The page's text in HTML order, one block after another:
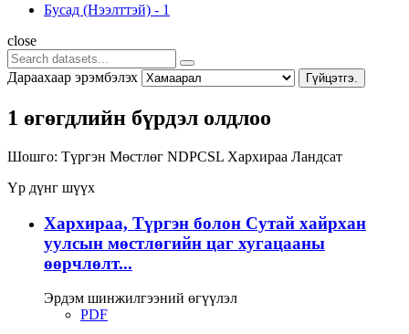
Бусад (Нээлттэй) - 1
close
Дараахаар эрэмбэлэх Гүйцэтгэ.
1 өгөгдлийн бүрдэл олдлоо
Шошго: Түргэн Мөстлөг NDPCSL Хархираа Ландсат
Үр дүнг шүүх
Хархираа, Түргэн болон Сутай хайрхан
уулсын мөстлөгийн цаг хугацааны
өөрчлөлт...
Эрдэм шинжилгээний өгүүлэл
PDF